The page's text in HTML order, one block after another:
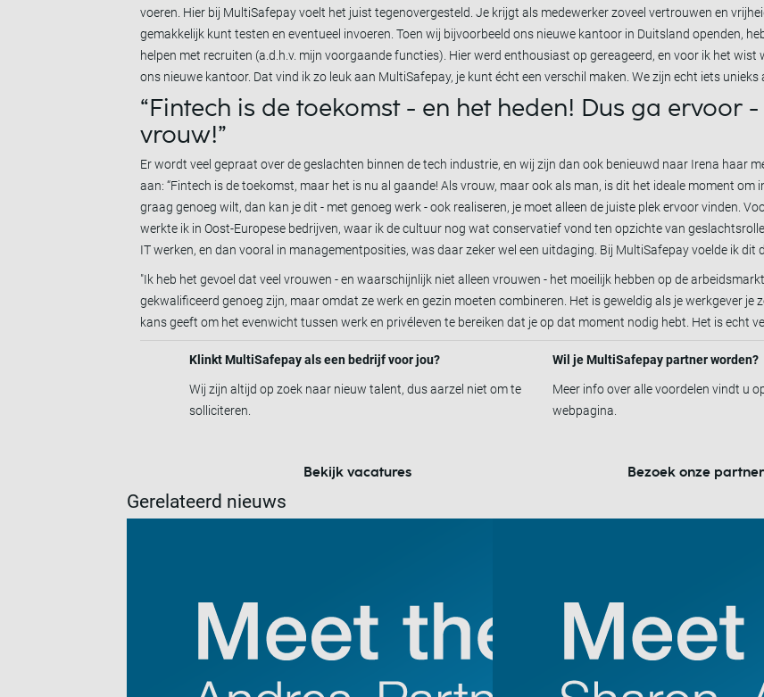
voeren. Hier bij MultiSafepay voelt het juist tegenovergesteld. Je krijgt als medewerker zoveel vertrouwen en
gemakkelijk kunt testen en eventueel invoeren. Toen wij bijvoorbeeld ons nieuwe kantoor in Duitsland openden,
helpen met recruiten (a.d.h.v. mijn voorgaande functies). Hier werd enthousiast op gereageerd, en voor ik het
ons nieuwe kantoor. Dat vind ik zo leuk aan MultiSafepay, je kunt écht een verschil maken. We zijn echt iets unieks
“Fintech is de toekomst - en het heden! Dus ga ervoor
vrouw!”
Er wordt veel gepraat over de geslachten binnen de tech industrie, en wij zijn dan ook benieuwd naar Irena haar
aan: “Fintech is de toekomst, maar het is nu al gaande! Als vrouw, maar ook als man, is dit het ideale moment om
graag genoeg wilt, dan kan je dit - met genoeg werk - ook realiseren, je moet alleen de juiste plek ervoor vinden.
werkte ik in Oost-Europese bedrijven, waar ik de cultuur nog wat conservatief vond ten opzichte van
IT werken, en dan vooral in managementposities, was daar zeker wel een uitdaging. Bij MultiSafepay voelde ik dit
"Ik heb het gevoel dat veel vrouwen - en waarschijnlijk niet alleen vrouwen - het moeilijk hebben op de
gekwalificeerd genoeg zijn, maar omdat ze werk en gezin moeten combineren. Het is geweldig als je werkgever je
kans geeft om het evenwicht tussen werk en privéleven te bereiken dat je op dat moment nodig hebt. Het is echt
Klinkt MultiSafepay als een bedrijf voor jou?
Wij zijn altijd op zoek naar nieuw talent, dus aarzel niet om te
solliciteren.
Bekijk vacatures
Wil je MultiSafepay partner worden?
Meer info over alle voordelen vindt u
webpagina.
Bezoek onze
Gerelateerd nieuws